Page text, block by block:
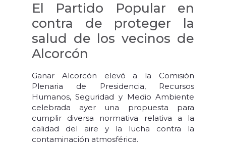
El Partido Popular en
contra de proteger la
salud de los vecinos de
Alcorcón
Ganar Alcorcón elevó a la Comisión
Plenaria de Presidencia, Recursos
Humanos, Seguridad y Medio Ambiente
celebrada ayer una propuesta para
cumplir diversa normativa relativa a la
calidad del aire y la lucha contra la
contaminación atmosférica.